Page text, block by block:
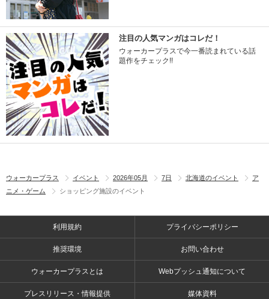
注目の人気マンガはコレだ！
ウォーカープラスで今一番読まれている話
題作をチェック!!
ウォーカープラス イベント 2026年05月 7日 北海道のイベント
ア
ニメ・ゲーム
ショッピング施設のイベント
利用規約 プライバシーポリシー
推奨環境 お問い合わせ
ウォーカープラスとは Webプッシュ通知について
プレスリリース・情報提供 媒体資料